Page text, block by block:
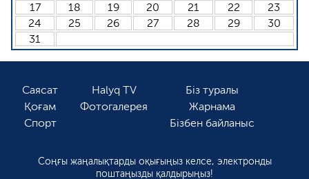
17
18 19 20 21 22
23
24
25 26 27 28 29
30
31
Саясат
Қоғам
Спорт
Halyq TV
Фотогалерея
Біз туралы
Жарнама
Бізбен байланыс
Соңғы жаңалықтарды оқығыңыз келсе, электронды
поштаңызды қалдырыңыз!